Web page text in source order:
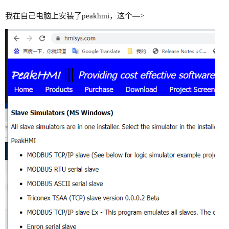
我在自己电脑上安装了peakhmi，这个—>